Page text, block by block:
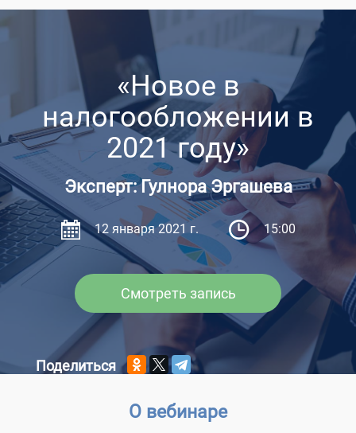
«Новое в
налогообложении в
2021 году»
Эксперт: Гулнора Эргашева
12 января 2021 г. 15:00
Смотреть запись
Поделиться
О вебинаре